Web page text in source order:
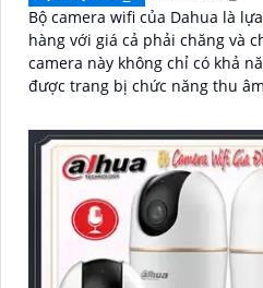
Bộ camera wifi của Dahua là
hàng với giá cả phải chăng và
camera này không chỉ có khả
được trang bị chức năng thu